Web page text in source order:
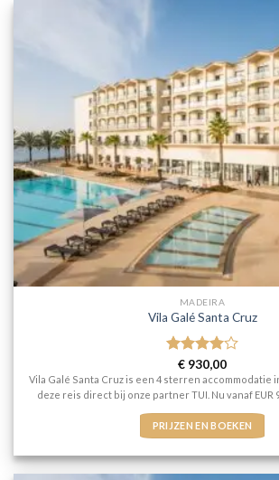
MADEIRA
Vila Galé Santa Cruz
Gewaardeerd
4uit 5
€ 930,00
Vila Galé Santa Cruz is een 4 sterren accommodatie
deze reis direct bij onze partner TUI. Nu vanaf EUR
PRIJZEN EN BOEKEN